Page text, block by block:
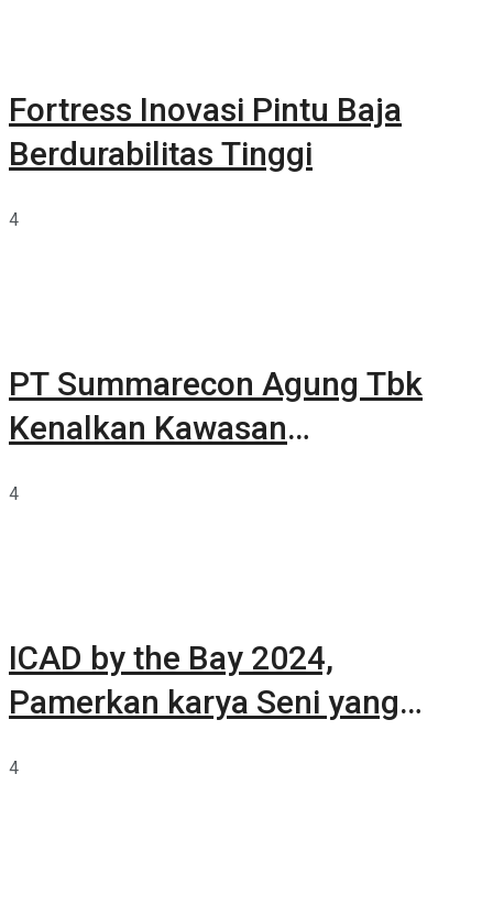
Fortress Inovasi Pintu Baja
Berdurabilitas Tinggi
4
PT Summarecon Agung Tbk
Kenalkan Kawasan
4
ICAD by the Bay 2024,
Pamerkan karya Seni yang
4